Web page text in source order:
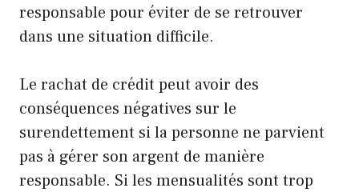
responsable pour éviter de se retrouver
dans une situation difficile.
Le rachat de crédit peut avoir des
conséquences négatives sur le
surendettement si la personne ne parvient
pas à gérer son argent de manière
responsable. Si les mensualités sont trop